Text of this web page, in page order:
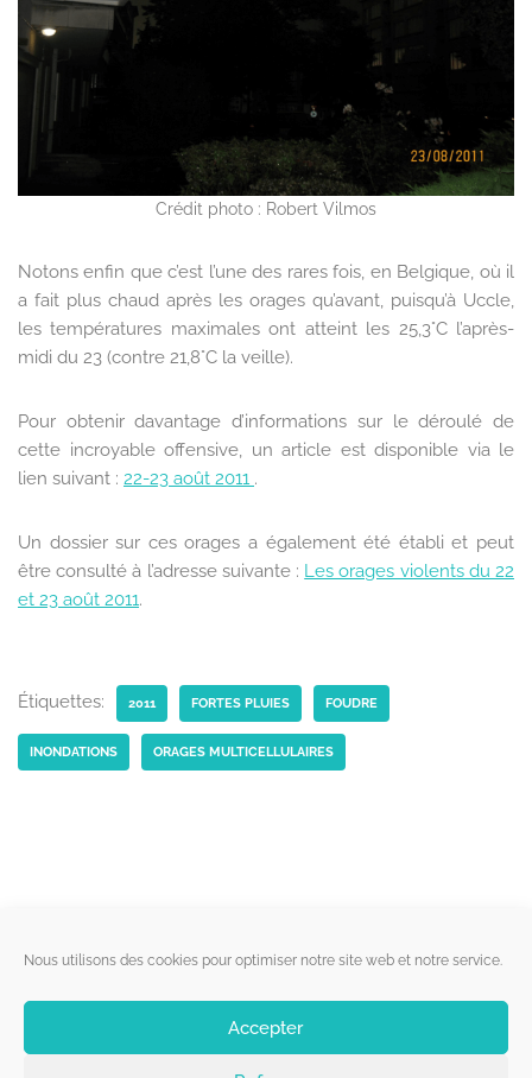
Nous utilisons des cookies pour optimiser notre site web et notre service.
Accepter
Crédit photo : Robert Vilmos
Notons enfin que c’est l’une des rares fois, en Belgique, où il
a fait plus chaud après les orages qu’avant, puisqu’à Uccle,
les températures maximales ont atteint les 25,3°C l’après-
midi du 23 (contre 21,8°C la veille).
Pour obtenir davantage d’informations sur le déroulé de
cette incroyable offensive, un article est disponible via le
lien suivant : 22-23 août 2011 .
Un dossier sur ces orages a également été établi et peut
être consulté à l’adresse suivante : Les orages violents du 22
et 23 août 2011.
Étiquettes: 2011 FORTES PLUIES FOUDRE
INONDATIONS ORAGES MULTICELLULAIRES
Liens utiles
Qui sommes-nous ?
Politique de cookies